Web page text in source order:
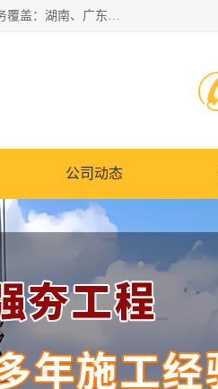
湖南业峻强夯基础工程有限公司是一家专业从事湖南强夯基础工程、强夯机租赁，地基处理的施工单位。业务覆盖：湖南、广东，江西等地。可承接1000KN.m-25000KN.m强夯（置换）工程。公司创始人是国内较早期从事强夯施工的建设者，经过多年的一步一个脚印的发展，在行业内具有较高的度和良好的口碑。
公司动态